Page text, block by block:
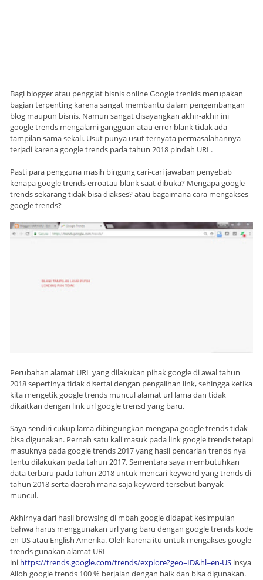
Bagi blogger atau penggiat bisnis online Google trenids merupakan
bagian terpenting karena sangat membantu dalam pengembangan
blog maupun bisnis. Namun sangat disayangkan akhir-akhir ini
google trends mengalami gangguan atau error blank tidak ada
tampilan sama sekali. Usut punya usut ternyata permasalahannya
terjadi karena google trends pada tahun 2018 pindah URL.
Pasti para pengguna masih bingung cari-cari jawaban penyebab
kenapa google trends erroatau blank saat dibuka? Mengapa google
trends sekarang tidak bisa diakses? atau bagaimana cara mengakses
google trends?
Perubahan alamat URL yang dilakukan pihak google di awal tahun
2018 sepertinya tidak disertai dengan pengalihan link, sehingga ketika
kita mengetik google trends muncul alamat url lama dan tidak
dikaitkan dengan link url google trensd yang baru.
Saya sendiri cukup lama dibingungkan mengapa google trends tidak
bisa digunakan. Pernah satu kali masuk pada link google trends tetapi
masuknya pada google trends 2017 yang hasil pencarian trends nya
tentu dilakukan pada tahun 2017. Sementara saya membutuhkan
data terbaru pada tahun 2018 untuk mencari keyword yang trends di
tahun 2018 serta daerah mana saja keyword tersebut banyak
muncul.
Akhirnya dari hasil browsing di mbah google didapat kesimpulan
bahwa harus menggunakan url yang baru dengan google trends kode
en-US atau English Amerika. Oleh karena itu untuk mengakses google
trends gunakan alamat URL
ini https://trends.google.com/trends/explore?geo=ID&hl=en-US insya
Alloh google trends 100 % berjalan dengan baik dan bisa digunakan.